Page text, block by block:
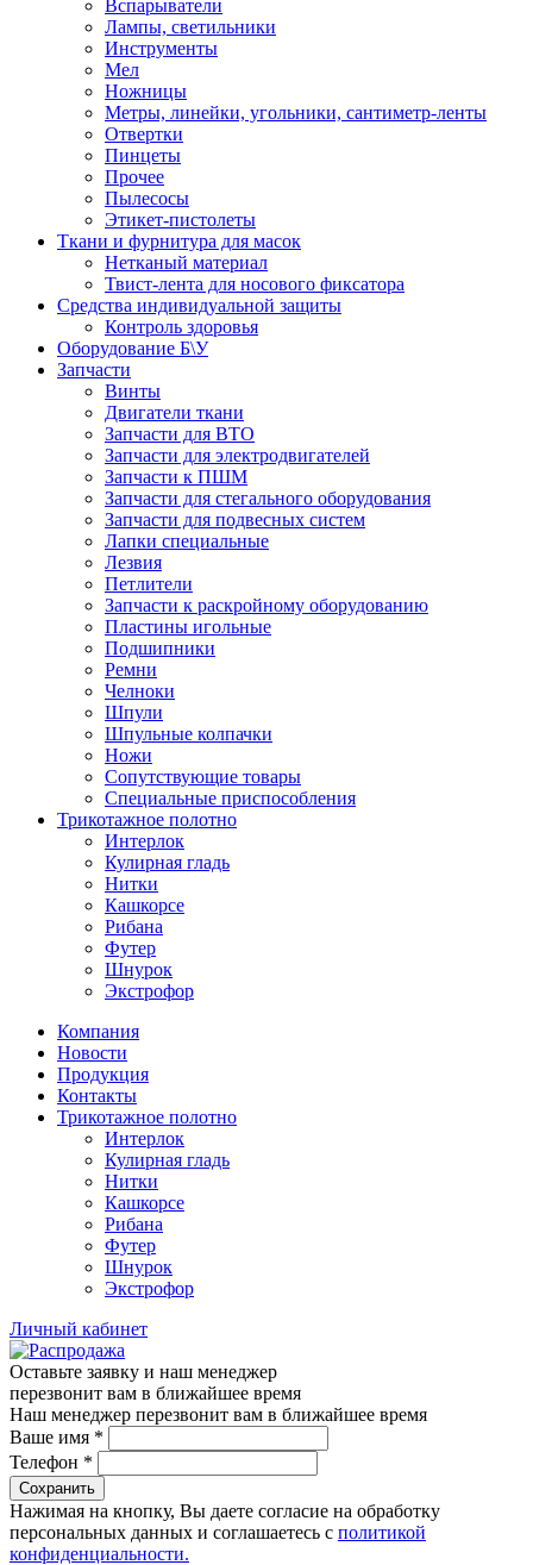
Вспарыватели
Лампы, светильники
Инструменты
Мел
Ножницы
Метры, линейки, угольники, сантиметр-ленты
Отвертки
Пинцеты
Прочее
Пылесосы
Этикет-пистолеты
Ткани и фурнитура для масок
Нетканый материал
Твист-лента для носового фиксатора
Средства индивидуальной защиты
Контроль здоровья
Оборудование Б\У
Запчасти
Винты
Двигатели ткани
Запчасти для ВТО
Запчасти для электродвигателей
Запчасти к ПШМ
Запчасти для стегального оборудования
Запчасти для подвесных систем
Лапки специальные
Лезвия
Петлители
Запчасти к раскройному оборудованию
Пластины игольные
Подшипники
Ремни
Челноки
Шпули
Шпульные колпачки
Ножи
Сопутствующие товары
Специальные приспособления
Трикотажное полотно
Интерлок
Кулирная гладь
Нитки
Кашкорсе
Рибана
Футер
Шнурок
Экстрофор
Компания
Новости
Продукция
Контакты
Трикотажное полотно
Интерлок
Кулирная гладь
Нитки
Кашкорсе
Рибана
Футер
Шнурок
Экстрофор
Личный кабинет
Оставьте заявку и наш менеджер
перезвонит вам в ближайшее время
Наш менеджер перезвонит вам в ближайшее время
Ваше имя *
Телефон *
Сохранить
Нажимая на кнопку, Вы даете согласие на обработку
персональных данных и соглашаетесь с политикой
конфиденциальности.